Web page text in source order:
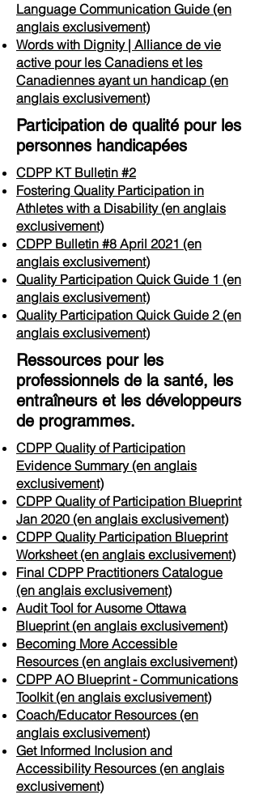
Language Communication Guide (en
anglais exclusivement)
Words with Dignity | Alliance de vie
active pour les Canadiens et les
Canadiennes ayant un handicap (en
anglais exclusivement)
Participation de qualité pour les
personnes handicapées
CDPP KT Bulletin #2
Fostering Quality Participation in
Athletes with a Disability (en anglais
exclusivement)
CDPP Bulletin #8 April 2021 (en
anglais exclusivement)
Quality Participation Quick Guide 1 (en
anglais exclusivement)
Quality Participation Quick Guide 2 (en
anglais exclusivement)
Ressources pour les
professionnels de la santé, les
entraîneurs et les développeurs
de programmes.
CDPP Quality of Participation
Evidence Summary (en anglais
exclusivement)
CDPP Quality of Participation Blueprint
Jan 2020 (en anglais exclusivement)
CDPP Quality Participation Blueprint
Worksheet (en anglais exclusivement)
Final CDPP Practitioners Catalogue
(en anglais exclusivement)
Audit Tool for Ausome Ottawa
Blueprint(en anglais exclusivement)
Becoming More Accessible
Resources (en anglais exclusivement)
CDPP AO Blueprint - Communications
Toolkit(en anglais exclusivement)
Coach/Educator Resources (en
anglais exclusivement)
Get Informed Inclusion and
Accessibility Resources (en anglais
exclusivement)